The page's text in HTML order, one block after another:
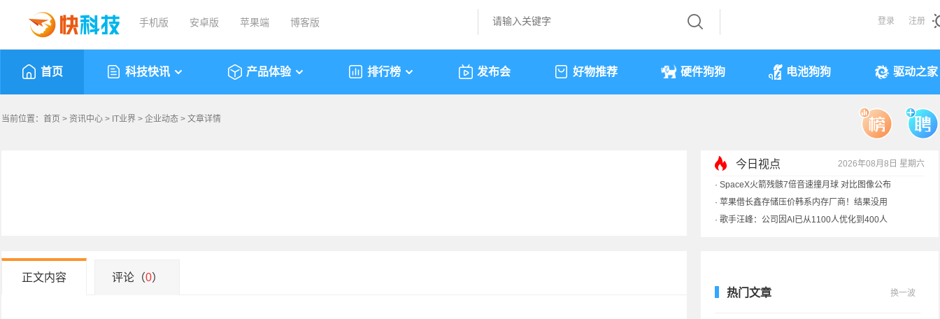
手机版 安卓版 苹果端 博客版 登录 注册
首页 科技快讯 产品体验 排行榜 发布会 好物推荐 硬件狗狗 电池狗狗 驱动之家
当前位置： 首页 > 资讯中心 > IT业界 > 企业动态 > 文章详情
今日视点
2026年08月8日 星期六
苹果借长鑫存储压价韩系内存厂商！结果没用
正文内容 评论（0）
热门文章 换一波